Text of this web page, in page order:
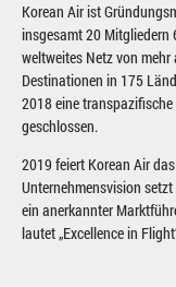
Korean Air ist
insgesamt 20 Mitgliedern
weltweites Netz von
Destinationen in 175
2018 eine
geschlossen.
2019 feiert Korean Air
Unternehmensvision
ein anerkannter
lautet „Excellence in